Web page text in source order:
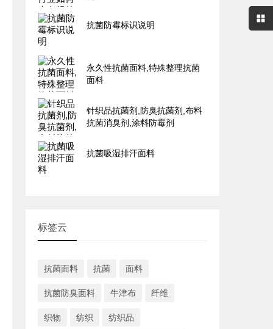
抗菌防霉标识说明
永久性抗菌面料,特殊整理抗菌
面料
针织品抗菌剂,防臭抗菌剂,布料
抗菌消臭剂,涂料防霉剂
抗菌吸湿排汗面料
标签云
抗菌面料 抗菌 面料
抗菌防臭面料 牛津布 纤维
织物 纺织 纺织品